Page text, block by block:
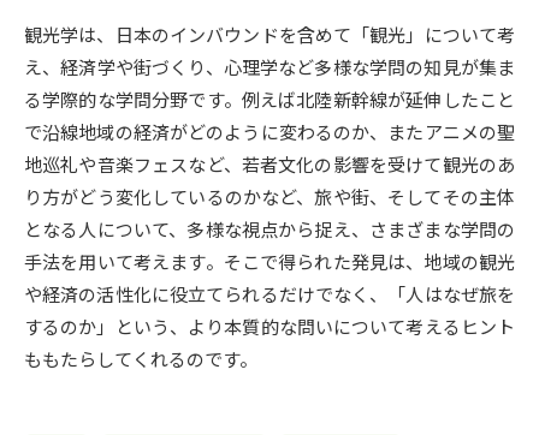
志望校・出願校を調べる
併願校選び 受験スケジュールを立てよう
先輩が入学を決めた理由 テレメール全国一斉進学調査
新生活お役立ちガイド
観光学は、日本のインバウンドを含めて「観光」について考
え、経済学や街づくり、心理学など多様な学問の知見が集ま
る学際的な学問分野です。例えば北陸新幹線が延伸したこと
で沿線地域の経済がどのように変わるのか、またアニメの聖
地巡礼や音楽フェスなど、若者文化の影響を受けて観光のあ
り方がどう変化しているのかなど、旅や街、そしてその主体
となる人について、多様な視点から捉え、さまざまな学問の
手法を用いて考えます。そこで得られた発見は、地域の観光
や経済の活性化に役立てられるだけでなく、「人はなぜ旅を
するのか」という、より本質的な問いについて考えるヒント
ももたらしてくれるのです。